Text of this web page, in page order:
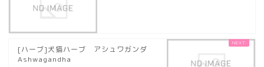
[ハーブ]犬猫ハーブ アシュワガンダ
Ashwagandha